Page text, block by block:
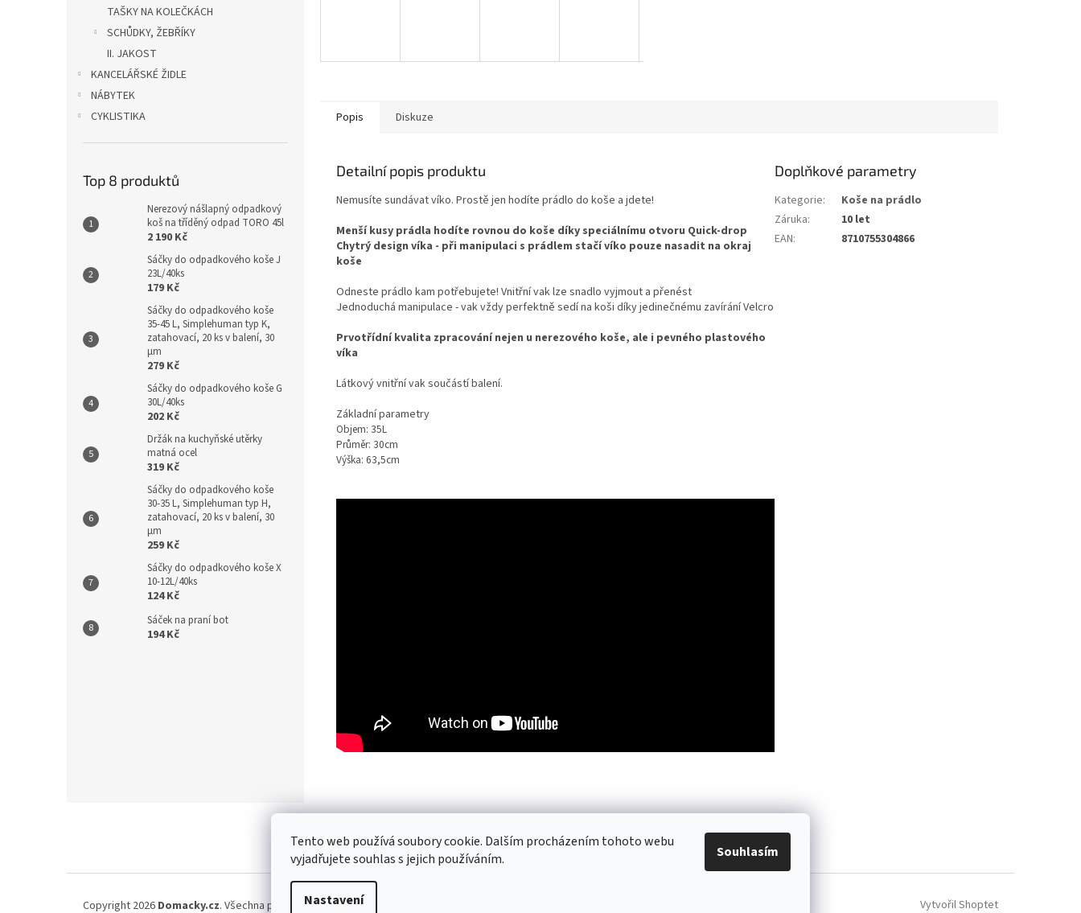
Tento web používá soubory cookie. Dalším procházením tohoto webu
vyjadřujete souhlas s jejich používáním.
Nastavení
Souhlasím
TAŠKY NA KOLEČKÁCH
SCHŮDKY, ŽEBŘÍKY
II. JAKOST
KANCELÁŘSKÉ ŽIDLE
NÁBYTEK
CYKLISTIKA
Top 8 produktů
Nerezový nášlapný odpadkový
koš na tříděný odpad TORO 45l
2 190 Kč
Sáčky do odpadkového koše J
23L/40ks
179 Kč
Sáčky do odpadkového koše
35-45 L, Simplehuman typ K,
zatahovací, 20 ks v balení, 30
µm
279 Kč
Sáčky do odpadkového koše G
30L/40ks
202 Kč
Držák na kuchyňské utěrky
matná ocel
319 Kč
Sáčky do odpadkového koše
30-35 L, Simplehuman typ H,
zatahovací, 20 ks v balení, 30
µm
259 Kč
Sáčky do odpadkového koše X
10-12L/40ks
124 Kč
Sáček na praní bot
194 Kč
R
A
Popis Diskuze
Detailní popis produktu
Nemusíte sundávat víko. Prostě jen hodíte prádlo do koše a jdete!
Menší kusy prádla hodíte rovnou do koše díky speciálnímu otvoru Quick-drop
Chytrý design víka - při manipulaci s prádlem stačí víko pouze nasadit na okraj
koše
Odneste prádlo kam potřebujete! Vnitřní vak lze snadlo vyjmout a přenést
Jednoduchá manipulace - vak vždy perfektně sedí na koši díky jedinečnému zavírání Velcro
Prvotřídní kvalita zpracování nejen u nerezového koše, ale i pevného plastového
víka
Látkový vnitřní vak součástí balení.
Základní parametry
Objem: 35L
Průměr: 30cm
Výška: 63,5cm
Doplňkové parametry
Kategorie:
Koše na prádlo
Záruka:
10 let
EAN: 8710755304866
Kontakt / Obchodní podmínky / Ochrana osobních údajů / Reklamace / Výměna, vrácení zboží
Vytvořil Shoptet
Copyright 2026 Domacky.cz. Všechna práva vyhrazena.Upravit nastavení cookies